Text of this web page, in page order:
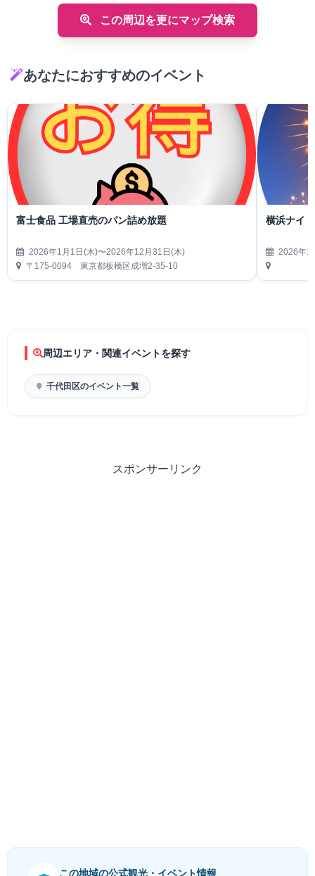
この周辺を更にマップ検索
あなたにおすすめのイベント
富士食品 工場直売のパン詰め放題
2026年1月1日(木)〜2026年12月31日(木)
〒175-0094 東京都板橋区成増2-35-10
横浜ナイ
2026年1
周辺エリア・関連イベントを探す
千代田区のイベント一覧
スポンサーリンク
この地域の公式観光・イベント情報